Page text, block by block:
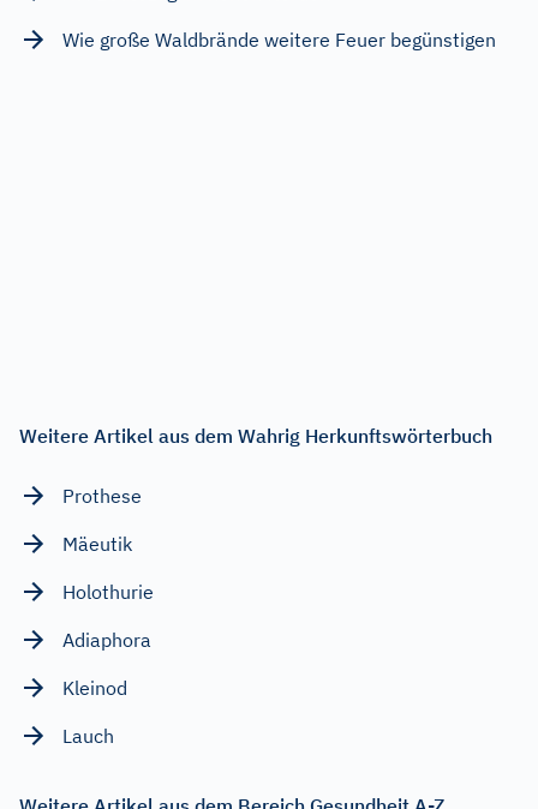
Wie große Waldbrände weitere Feuer begünstigen
Weitere Artikel aus dem Wahrig Herkunftswörterbuch
Prothese
Mäeutik
Holothurie
Adiaphora
Kleinod
Lauch